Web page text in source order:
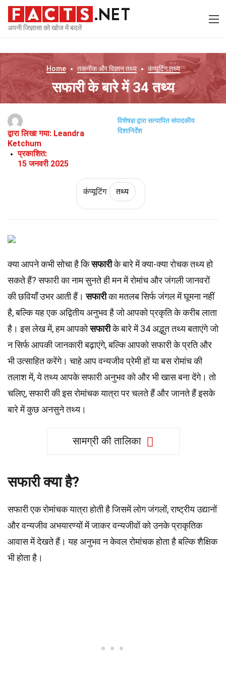
अपनी जिज्ञासा को खोज में बदलें
Home तकनीक और विज्ञानतथ्य कंप्यूटिंगतथ्य
सफारी के बारे में 34 तथ्य
द्वारा लिखा गया: Leandra
Ketchum
प्रकाशित:
15 जनवरी 2025
विशेषज्ञ द्वारा सत्यापित संपादकीय
दिशानिर्देश
कंप्यूटिंग तथ्य
क्या आपने कभी सोचा है किसफारीके बारे में क्या-क्या रोचक तथ्य हो
सकते हैं? सफारी का नाम सुनते ही मन में रोमांच और जंगली जानवरों
की छवियाँ उभर आती हैं।सफारीका मतलब सिर्फ जंगल में घूमना नहीं
है, बल्कि यह एक अद्वितीय अनुभव है जो आपको प्रकृति के करीब लाता
है। इस लेख में, हम आपकोसफारीके बारे में 34 अद्भुत तथ्य बताएंगे जो
न सिर्फ आपकी जानकारी बढ़ाएंगे, बल्कि आपको सफारी के प्रति और
भी उत्साहित करेंगे। चाहे आप वन्यजीव प्रेमी हों या बस रोमांच की
तलाश में, ये तथ्य आपके सफारी अनुभव को और भी खास बना देंगे। तो
चलिए, सफारी की इस रोमांचक यात्रा पर चलते हैं और जानते हैं इसके
बारे में कुछ अनसुने तथ्य।
सामग्री की तालिका
सफारी क्या है?
सफारी एक रोमांचक यात्रा होती है जिसमें लोग जंगलों, राष्ट्रीय उद्यानों
और वन्यजीव अभयारण्यों में जाकर वन्यजीवों को उनके प्राकृतिक
आवास में देखते हैं। यह अनुभव न केवल रोमांचक होता है बल्कि शैक्षिक
भी होता है।